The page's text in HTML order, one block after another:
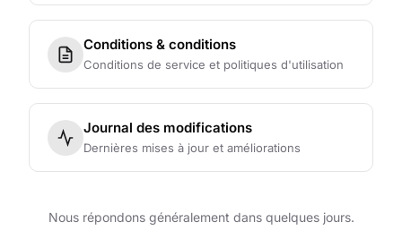
Conditions & conditions
Conditions de service et politiques d'utilisation
Journal des modifications
Dernières mises à jour et améliorations
Nous répondons généralement dans quelques jours.